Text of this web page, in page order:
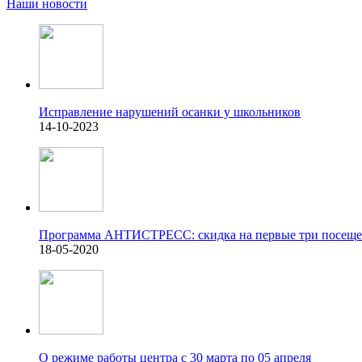
Наши новости
Исправление нарушений осанки у школьников
14-10-2023
Программа АНТИСТРЕСС: скидка на первые три
18-05-2020
О режиме работы центра с 30 марта по 05 апреля